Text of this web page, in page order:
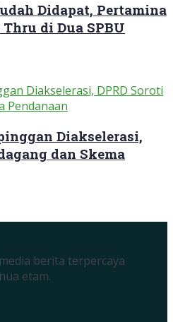
Didapat, Pertamina
di Dua SPBU
Diakselerasi,
dan Skema
berita terpercaya
etam.